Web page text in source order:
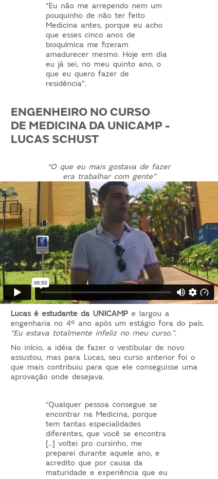
“Eu não me arrependo nem um
pouquinho de não ter feito
Medicina antes, porque eu acho
que esses cinco anos de
bioquímica me fizeram
amadurecer mesmo. Hoje em dia
eu já sei, no meu quinto ano, o
que eu quero fazer de
residência”.
ENGENHEIRO NO CURSO
DE MEDICINA DA UNICAMP -
LUCAS SCHUST
“O que eu mais gostava de fazer
era trabalhar com gente”
Lucas é estudante da UNICAMP e largou a
engenharia no 4º ano após um estágio fora do país.
“Eu estava totalmente infeliz no meu curso.”.
No início, a idéia de fazer o vestibular de novo
assustou, mas para Lucas, seu curso anterior foi o
que mais contribuiu para que ele conseguisse uma
aprovação onde desejava.
“Qualquer pessoa consegue se
encontrar na Medicina, porque
tem tantas especialidades
diferentes, que você se encontra
[...] voltei pro cursinho, me
preparei durante aquele ano, e
acredito que por causa da
maturidade e experiência que eu